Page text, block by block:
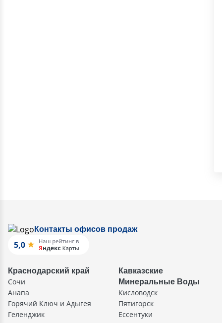
Контакты офисов продаж
Краснодарский край
Сочи
Анапа
Горячий Ключ и Адыгея
Геленджик
Кавказские
Минеральные Воды
Кисловодск
Пятигорск
Ессентуки